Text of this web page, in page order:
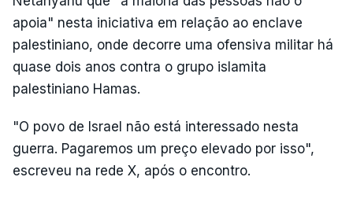
apoia" nesta iniciativa em relação ao enclave
palestiniano, onde decorre uma ofensiva militar há
quase dois anos contra o grupo islamita
palestiniano Hamas.
"O povo de Israel não está interessado nesta
guerra. Pagaremos um preço elevado por isso",
escreveu na rede X, após o encontro.